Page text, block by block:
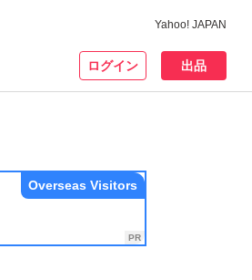
Yahoo! JAPAN
ログイン 出品
Overseas Visitors